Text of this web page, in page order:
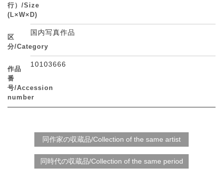
行）/Size
(L×W×D)
区
分/Category
国内写真作品
作品
番
号/Accession
number
10103666